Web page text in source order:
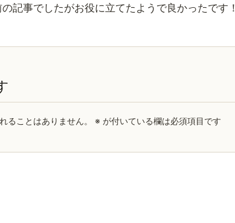
記事でしたがお役に立てたようで良かったです！
ることはありません。 ※ が付いている欄は必須項目です